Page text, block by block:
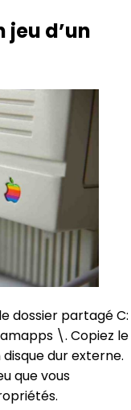
d’un
dossier partagé C:
\. Copiez le
dur externe.
que vous